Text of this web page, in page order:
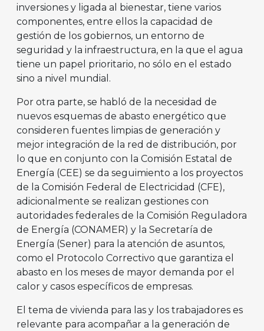
inversiones y ligada al bienestar, tiene varios
componentes, entre ellos la capacidad de
gestión de los gobiernos, un entorno de
seguridad y la infraestructura, en la que el agua
tiene un papel prioritario, no sólo en el estado
sino a nivel mundial.
Por otra parte, se habló de la necesidad de
nuevos esquemas de abasto energético que
consideren fuentes limpias de generación y
mejor integración de la red de distribución, por
lo que en conjunto con la Comisión Estatal de
Energía (CEE) se da seguimiento a los proyectos
de la Comisión Federal de Electricidad (CFE),
adicionalmente se realizan gestiones con
autoridades federales de la Comisión Reguladora
de Energía (CONAMER) y la Secretaría de
Energía (Sener) para la atención de asuntos,
como el Protocolo Correctivo que garantiza el
abasto en los meses de mayor demanda por el
calor y casos específicos de empresas.
El tema de vivienda para las y los trabajadores es
relevante para acompañar a la generación de